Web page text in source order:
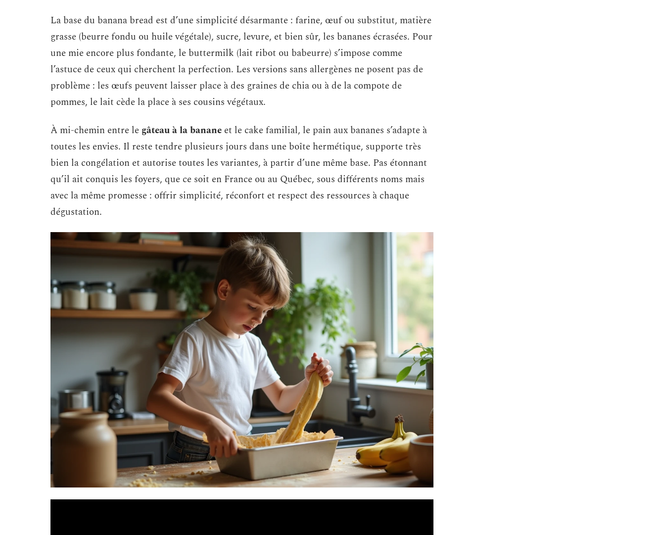
La base du banana bread est d’une simplicité désarmante : farine, œuf ou substitut, matière
grasse (beurre fondu ou huile végétale), sucre, levure, et bien sûr, les bananes écrasées. Pour
une mie encore plus fondante, le buttermilk (lait ribot ou babeurre) s’impose comme
l’astuce de ceux qui cherchent la perfection. Les versions sans allergènes ne posent pas de
problème : les œufs peuvent laisser place à des graines de chia ou à de la compote de
pommes, le lait cède la place à ses cousins végétaux.
À mi-chemin entre le gâteau à la banane et le cake familial, le pain aux bananes s’adapte à
toutes les envies. Il reste tendre plusieurs jours dans une boîte hermétique, supporte très
bien la congélation et autorise toutes les variantes, à partir d’une même base. Pas étonnant
qu’il ait conquis les foyers, que ce soit en France ou au Québec, sous différents noms mais
avec la même promesse : offrir simplicité, réconfort et respect des ressources à chaque
dégustation.